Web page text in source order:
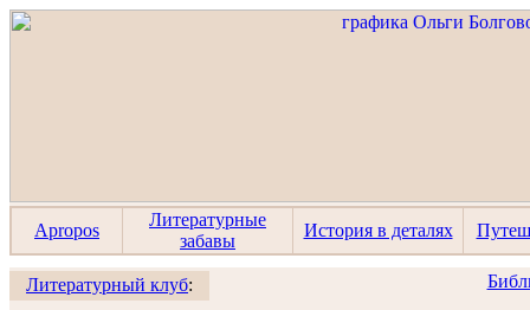
Apropos
Литературные
забавы
История в деталях
Литературный клуб: